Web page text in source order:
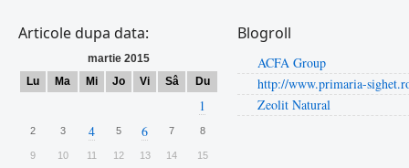
Articole dupa data:
martie 2015
Lu
Ma Mi Jo Vi Sâ Du
1
2 3 4 5 6 7 8
9 10 11 12 13 14 15
Blogroll
ACFA Group
http://www.primaria-
Zeolit Natural